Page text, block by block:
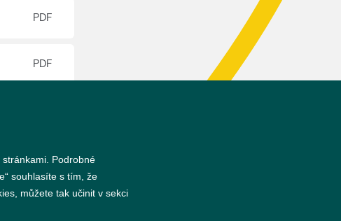
Podrobné
souhlasíte s tím, že
můžete tak učinit v sekci